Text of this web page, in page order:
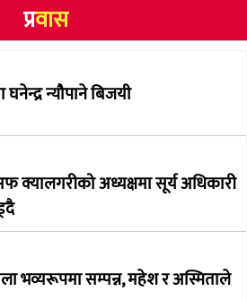
प्रवास
न्यौपाने बिजयी
क्यालगरीको अध्यक्षमा सूर्य अधिकारी
भव्यरूपमा सम्पन्न, महेश र अस्मिताले